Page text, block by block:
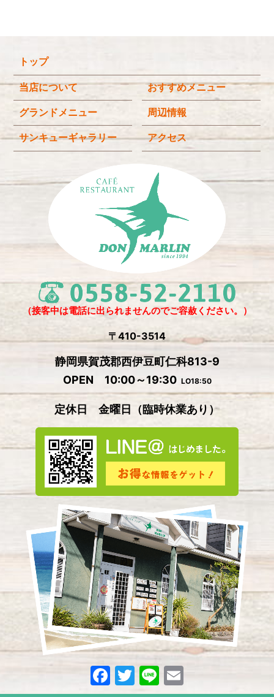
2025年9月(3)
2025年8月(4)
(4)
2025年6月(3)
2025年4月
(2)
2025年3月
(2)
2025年2月
(6)
2024年12月
(1)
2024年11月
2024年10月(1)
2024年9月(5)
2024年6月(4)
2024年5月(4)
2024年4月 (2)
2024年3月(5)
2024年2月(3)
2024年1月(3)
2023年12月
2023年11月(2)
2023年10月(5)
2023年9月(3)
2023年8月(3)
2023年7月(8)
2023年6月(1)
2023年4月(6)
トップ
当店について おすすめメニュー
グランドメニュー 周辺情報
サンキューギャラリー アクセス
（接客中は電話に出られませんのでご容赦ください。）
〒410-3514
静岡県賀茂郡西伊豆町仁科813-9
OPEN 10:00～19:30 LO18:50
定休日 金曜日 （臨時休業あり）
F T Li